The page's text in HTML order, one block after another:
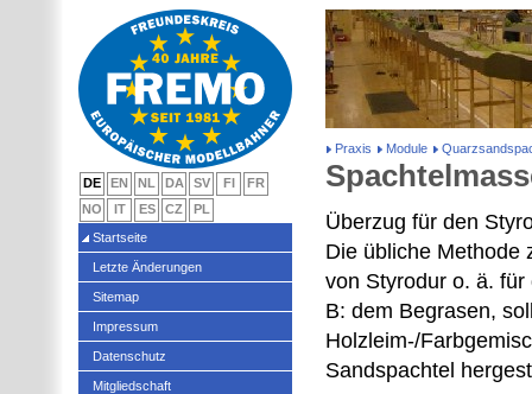
Praxis Module
Überzug für den
Die übliche Methode
von Styrodur o. ä.
B: dem Begrasen,
Holzleim-/
Sandspachtel
DE EN NL DA SV FI
FR
NO
IT ES CZ
PL
Startseite
Letzte Änderungen
Sitemap
Impressum
Datenschutz
Mitgliedschaft